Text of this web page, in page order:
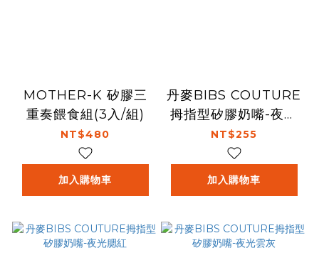
MOTHER-K 矽膠三
重奏餵食組(3入/組)
NT$480
加入購物車
丹麥BIBS COUTURE
拇指型矽膠奶嘴-夜光
香草
NT$255
加入購物車